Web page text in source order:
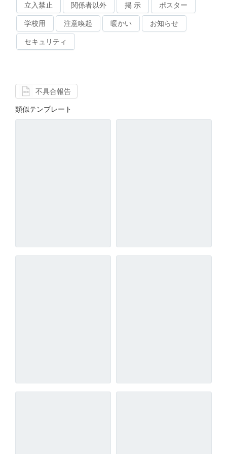
立入禁止 関係者以外 掲 示 ポスター
学校用 注意喚起 暖かい お知らせ
セキュリティ
不具合報告
類似テンプレート